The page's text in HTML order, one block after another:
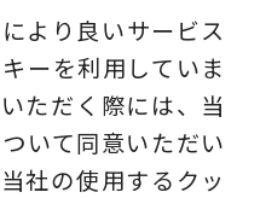
より良いサービス
ーを利用していま
ただく際には、当
いて同意いただい
社の使用するクッ